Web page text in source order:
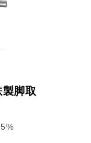
脚取